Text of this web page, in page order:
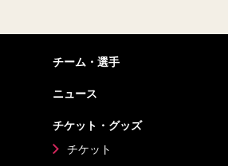
チーム・選手
ニュース
チケット・グッズ
チケット